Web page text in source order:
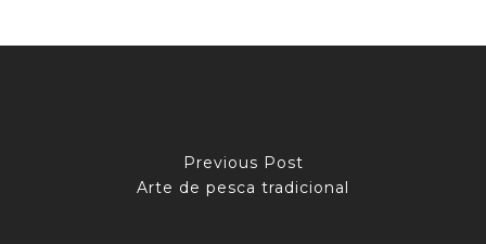
Previous Post
Arte de pesca tradicional